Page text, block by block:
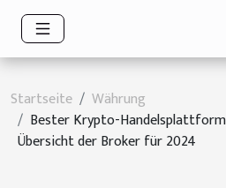
Startseite
Währung
Bester Krypto-
Übersicht der Broker für 2024